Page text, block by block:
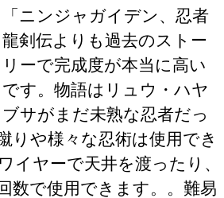
「ニンジャガイデン、忍者
龍剣伝よりも過去のストー
リーで完成度が本当に高い
です。物語はリュウ・ハヤ
ブサがまだ未熟な忍者だっ
りや様々な忍術は使用でき
イヤーで天井を渡ったり、
数で使用できます。。難易